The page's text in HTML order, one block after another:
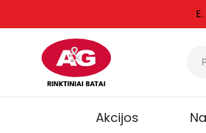
Akcijos